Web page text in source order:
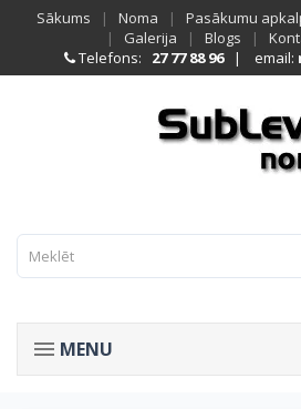
Sākums | Noma | Pasākumu
|
Galerija | Blogs |
Telefons:
27 77 88 96| email:
MENU